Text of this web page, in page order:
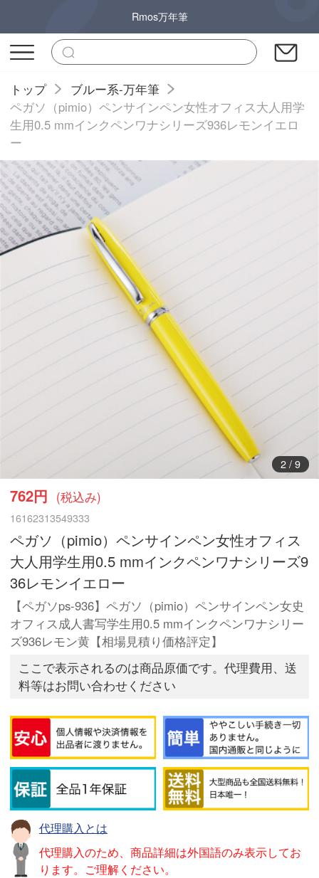
Rmos万年筆
トップ
ブルー系-万年筆
ペガソ（pimio）ペンサインペン女性オフィス大人用学
生用0.5 mmインクペンワナシリーズ936レモンイエロ
ー
3/ 9
762円 (税込み)
16162313549333
ペガソ（pimio）ペンサインペン女性オフィス
大人用学生用0.5 mmインクペンワナシリーズ9
36レモンイエロー
【ペガソps-936】ペガソ（pimio）ペンサインペン女史
オフィス成人書写学生用0.5 mmインクペンワナシリー
ズ936レモン黄【相場見積り価格評定】
ここで表示されるのは商品原価です。代理費用、送
料等はお問い合わせください
代理購入とは
代理購入のため、商品詳細は外国語のみ表示してお
ります。ご理解ください。